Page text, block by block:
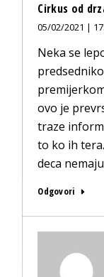
Cirkus od
05/02/2021 |
Neka se
ovo je
traze
to ko ih
deca
Odgovori